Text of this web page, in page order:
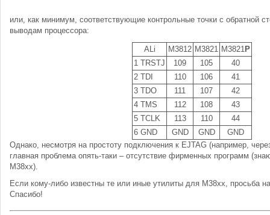
или, как минимум, соответствующие контрольные точки с обратной
выводам процессора:
ALi M3812 M3821 M3821 P
1 TRSTJ
109 105
40
2 TDI
110 106
41
3 TDO
111 107
42
4 TMS
112 108
43
5 TCLK
113 110
44
6 GND
GND GND
GND
Однако, несмотря на простоту подключения к EJTAG (например,
главная проблема опять-таки – отсутствие фирменных программ
M38xx).
Если кому-либо известны те или иные утилиты для M38xx, просьба
Спасибо!